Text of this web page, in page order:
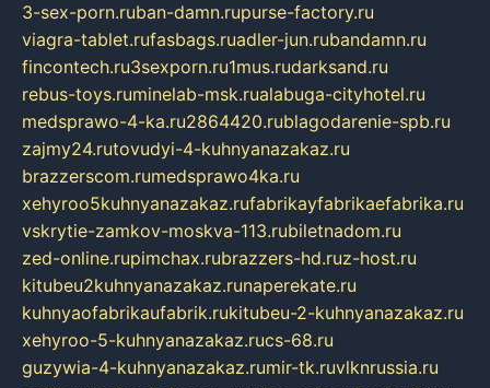
3-sex-porn.ruban-damn.rupurse-factory.ru
viagra-tablet.rufasbags.ruadler-jun.rubandamn.ru
fincontech.ru3sexporn.ru1mus.rudarksand.ru
rebus-toys.ruminelab-msk.rualabuga-cityhotel.ru
medsprawo-4-ka.ru2864420.rublagodarenie-spb.ru
zajmy24.rutovudyi-4-kuhnyanazakaz.ru
brazzerscom.rumedsprawo4ka.ru
xehyroo5kuhnyanazakaz.rufabrikayfabrikaefabrika.ru
vskrytie-zamkov-moskva-113.rubiletnadom.ru
zed-online.rupimchax.rubrazzers-hd.ruz-host.ru
kitubeu2kuhnyanazakaz.runaperekate.ru
kuhnyaofabrikaufabrik.rukitubeu-2-kuhnyanazakaz.ru
xehyroo-5-kuhnyanazakaz.rucs-68.ru
guzywia-4-kuhnyanazakaz.rumir-tk.ruvlknrussia.ru